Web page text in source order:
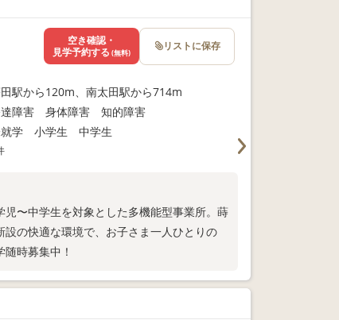
駅から120m、南太田駅から714m
障害 身体障害 知的障害
学 小学生 中学生
〜中学生を対象とした多機能型事業所。蒔
の快適な環境で、お子さま一人ひとりの
時募集中！
空き確認・
見学予約する (無料) リストに保存